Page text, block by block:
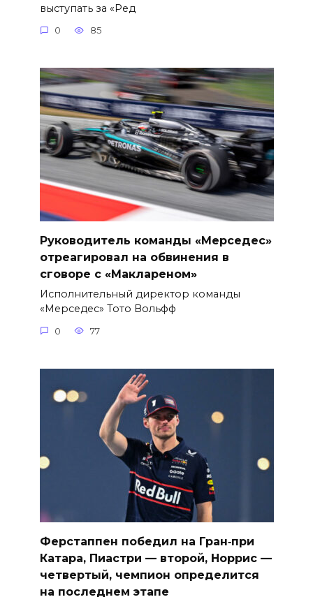
выступать за «Ред
0 85
Руководитель команды «Мерседес»
отреагировал на обвинения в
сговоре с «Маклареном»
Исполнительный директор команды
«Мерседес» Тото Вольфф
0 77
Ферстаппен победил на Гран‑при
Катара, Пиастри — второй, Норрис —
четвертый, чемпион определится
на последнем этапе